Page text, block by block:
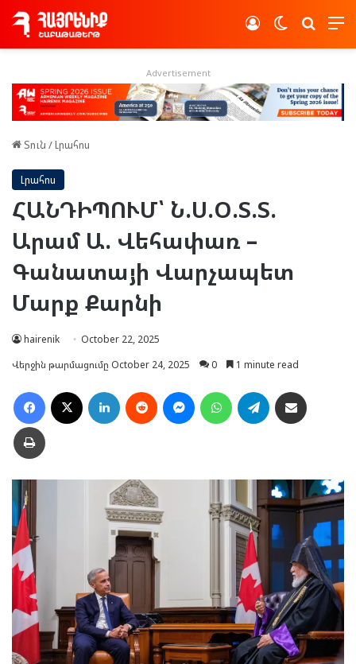
Switch skin
Log In
Advertisement
Տուն /Լրահոս
Լրահոս
ՀԱՆԴԻՊՈՒՄ՝ Ն.Ս.Օ.Տ.Տ.
Արամ Ա. Վեհափառ –
Գանատայի Վարչապետ
Մարք Քարնի
hairenik
October 22, 2025
Վերջին թարմացումը October 24, 2025
0 1 minute read
Facebook LinkedIn Reddit MessengerWhatsAppTelegram
Տպել